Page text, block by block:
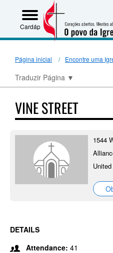
Cardápio
Página inicial Encontre uma
Traduzir Página ▼
VINE STREET
1544
DETAILS
Attendance: 41